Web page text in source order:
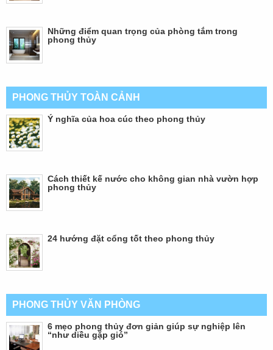
Những điểm quan trọng của phòng tắm trong
phong thủy
PHONG THỦY TOÀN CẢNH
Ý nghĩa của hoa cúc theo phong thủy
Cách thiết kế nước cho không gian nhà vườn hợp
phong thủy
24 hướng đặt cổng tốt theo phong thủy
PHONG THỦY VĂN PHÒNG
6 mẹo phong thủy đơn giản giúp sự nghiệp lên
“như diều gặp gió”